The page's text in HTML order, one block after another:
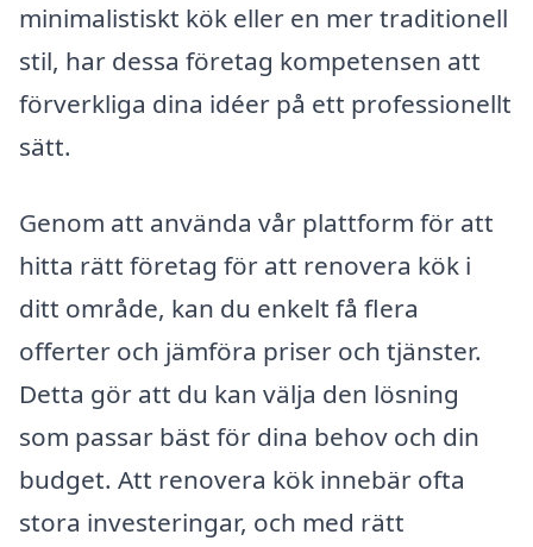
minimalistiskt kök eller en mer traditionell
stil, har dessa företag kompetensen att
förverkliga dina idéer på ett professionellt
sätt.
Genom att använda vår plattform för att
hitta rätt företag för att renovera kök i
ditt område, kan du enkelt få flera
offerter och jämföra priser och tjänster.
Detta gör att du kan välja den lösning
som passar bäst för dina behov och din
budget. Att renovera kök innebär ofta
stora investeringar, och med rätt